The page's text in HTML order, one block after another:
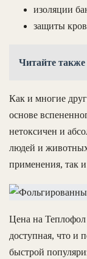
изоляции
защиты
Читайте также
Как и многие
основе
нетоксичен и
людей и
применения, так
Цена на Теплофол
доступная, что и
быстрой